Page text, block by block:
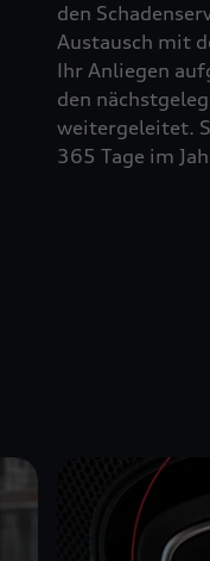
den
Austausch mit
Ihr Anliegen
den
weitergeleitet.
365 Tage im